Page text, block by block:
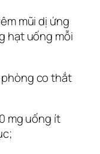
mũi dị ứng
hạt uống mỗi
co thắt
mg uống ít